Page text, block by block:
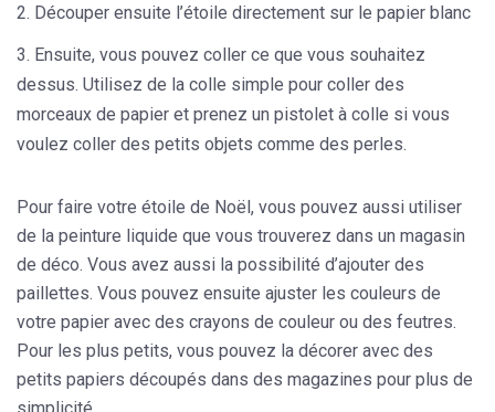
Découper ensuite l’étoile directement sur le papier blanc
Ensuite, vous pouvez coller ce que vous souhaitez
dessus. Utilisez de la colle simple pour coller des
morceaux de papier et prenez un pistolet à colle si vous
voulez coller des petits objets comme des perles.
Pour faire votre étoile de Noël, vous pouvez aussi utiliser
de la peinture liquide que vous trouverez dans un magasin
de déco. Vous avez aussi la possibilité d’ajouter des
paillettes. Vous pouvez ensuite ajuster les couleurs de
votre papier avec des crayons de couleur ou des feutres.
Pour les plus petits, vous pouvez la décorer avec des
petits papiers découpés dans des magazines pour plus de